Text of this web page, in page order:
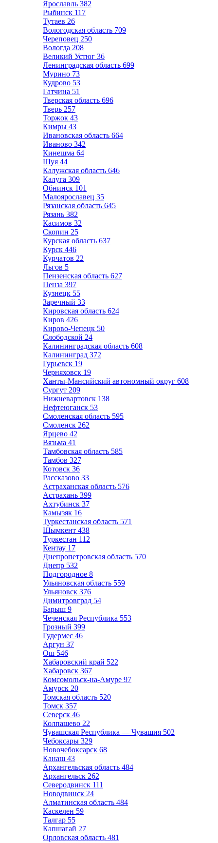
Ярославль 382
Рыбинск 117
Тутаев 26
Вологодская область 709
Череповец 250
Вологда 208
Великий Устюг 36
Ленинградская область 699
Мурино 73
Кудрово 53
Гатчина 51
Тверская область 696
Тверь 257
Торжок 43
Кимры 43
Ивановская область 664
Иваново 342
Кинешма 64
Шуя 44
Калужская область 646
Калуга 309
Обнинск 101
Малоярославец 35
Рязанская область 645
Рязань 382
Касимов 32
Скопин 25
Курская область 637
Курск 446
Курчатов 22
Льгов 5
Пензенская область 627
Пенза 397
Кузнецк 55
Заречный 33
Кировская область 624
Киров 426
Кирово-Чепецк 50
Слободской 24
Калининградская область 608
Калининград 372
Гурьевск 19
Черняховск 19
Ханты-Мансийский автономный округ 608
Сургут 209
Нижневартовск 138
Нефтеюганск 53
Смоленская область 595
Смоленск 262
Ярцево 42
Вязьма 41
Тамбовская область 585
Тамбов 327
Котовск 36
Рассказово 33
Астраханская область 576
Астрахань 399
Ахтубинск 37
Камызяк 16
Туркестанская область 571
Шымкент 438
Туркестан 112
Кентау 17
Днепропетровская область 570
Днепр 532
Подгородное 8
Ульяновская область 559
Ульяновск 376
Димитровград 54
Барыш 9
Чеченская Республика 553
Грозный 399
Гудермес 46
Аргун 37
Ош 546
Хабаровский край 522
Хабаровск 367
Комсомольск-на-Амуре 97
Амурск 20
Томская область 520
Томск 357
Северск 46
Колпашево 22
Чувашская Республика — Чувашия 502
Чебоксары 329
Новочебоксарск 68
Канаш 43
Архангельская область 484
Архангельск 262
Северодвинск 111
Новодвинск 24
Алматинская область 484
Каскелен 59
Талгар 55
Капшагай 27
Орловская область 481